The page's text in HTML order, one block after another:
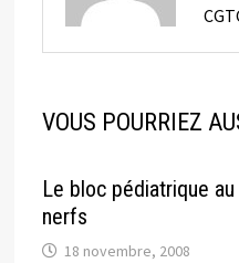
VOUS POURRIEZ
Le bloc pédiatrique
nerfs
18 novembre, 2008